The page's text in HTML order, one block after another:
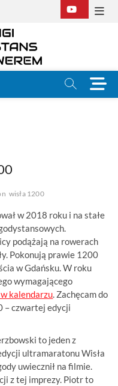
Długi
M
e
wisła 1200
w 2018 roku i na stałe
podążają na rowerach
Pokonują prawie 1200
w Gdańsku. W roku
wymagającego
kalendarzu. Zachęcam do
– czwartej edycji
to jeden z
ultramaratonu Wisła
uwiecznił na filmie.
z tej imprezy. Piotr to